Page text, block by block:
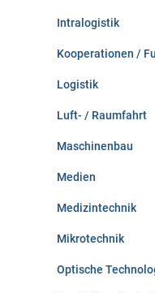
Intralogistik
Kooperationen /
Logistik
Luft- / Raumfahrt
Maschinenbau
Medien
Medizintechnik
Mikrotechnik
Optische